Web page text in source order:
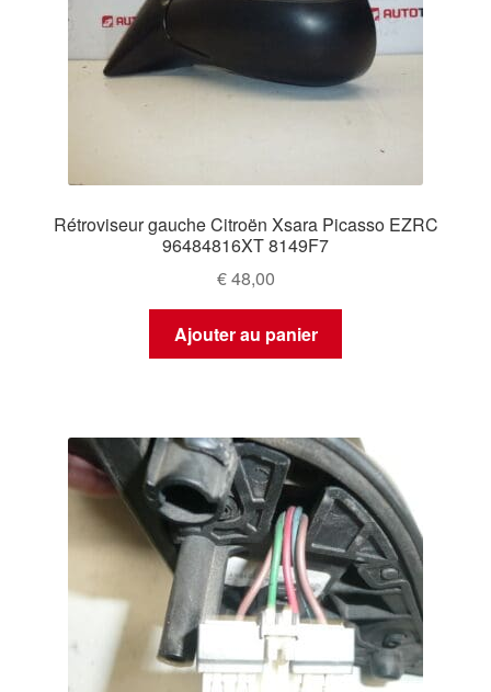
Rétroviseur gauche Citroën Xsara Picasso EZRC
96484816XT 8149F7
€48,00
Ajouter au panier